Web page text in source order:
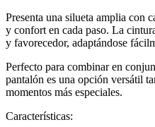
Presenta una silueta amplia con
y confort en cada paso. La
y favorecedor, adaptándose
Perfecto para combinar en
pantalón es una opción versátil
momentos más especiales.
Características: